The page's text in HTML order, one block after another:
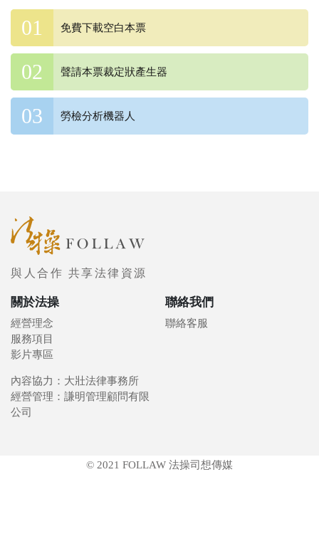
免費下載空白本票
聲請本票裁定狀產生器
勞檢分析機器人
與人合作 共享法律資源
關於法操
經營理念
服務項目
影片專區
聯絡我們
聯絡客服
內容協力：大壯法律事務所
經營管理：謙明管理顧問有限
公司
© 2021 FOLLAW 法操司想傳媒